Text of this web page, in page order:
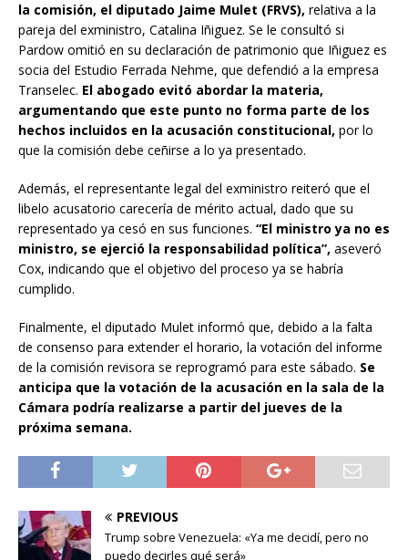
la comisión, el diputado Jaime Mulet (FRVS), relativa a la
pareja del exministro, Catalina Iñiguez. Se le consultó si
Pardow omitió en su declaración de patrimonio que Iñiguez es
socia del Estudio Ferrada Nehme, que defendió a la empresa
Transelec. El abogado evitó abordar la materia,
argumentando que este punto no forma parte de los
hechos incluidos en la acusación constitucional, por lo
que la comisión debe ceñirse a lo ya presentado.
Además, el representante legal del exministro reiteró que el
libelo acusatorio carecería de mérito actual, dado que su
representado ya cesó en sus funciones. “El ministro ya no es
ministro, se ejerció la responsabilidad política”, aseveró
Cox, indicando que el objetivo del proceso ya se habría
cumplido.
Finalmente, el diputado Mulet informó que, debido a la falta
de consenso para extender el horario, la votación del informe
de la comisión revisora se reprogramó para este sábado. Se
anticipa que la votación de la acusación en la sala de la
Cámara podría realizarse a partir del jueves de la
próxima semana.
PREVIOUS
Trump sobre Venezuela: «Ya me decidí, pero no
puedo decirles qué será»